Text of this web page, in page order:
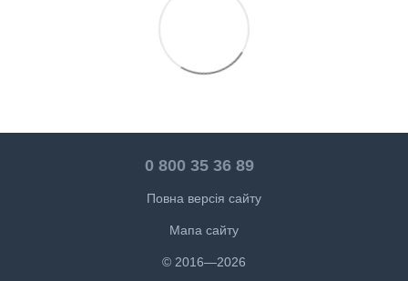
0 800 35 36 89
Повна версія сайту
Мапа сайту
© 2016—2026